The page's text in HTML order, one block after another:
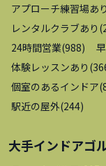
アプローチ練習場あり
レンタルクラブあり (
24時間営業(988)
体験レッスンあり (
個室のあるインドア(
駅近の屋外(244)
大手インドアゴ